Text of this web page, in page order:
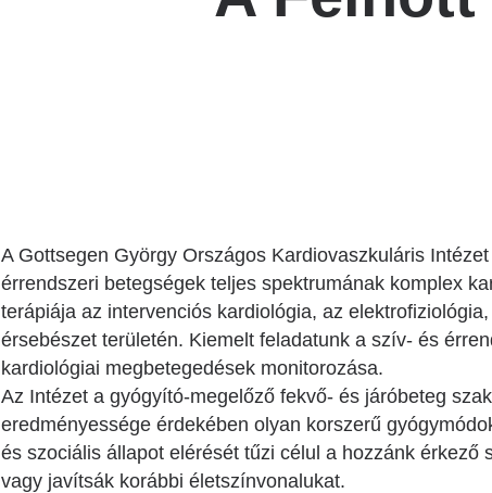
rendszer
Nemzeti szívinfarktus
Felnőtt Szív- és Érsebészet
A szív atlasza
A Gottsegen György Országos Kardiovaszkuláris
érrendszeri betegségek teljes spektrumának komplex
terápiája az intervenciós kardiológia, az
érsebészet területén. Kiemelt feladatunk a szív- és
kardiológiai megbetegedések monitorozása.
Az Intézet a gyógyító-megelőző fekvő- és járóbeteg
eredményessége érdekében olyan korszerű
és szociális állapot elérését tűzi célul a hozzánk
vagy javítsák korábbi életszínvonalukat.